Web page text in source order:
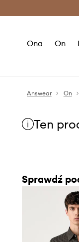
Ona On
Answear On
Ten
Sprawdź